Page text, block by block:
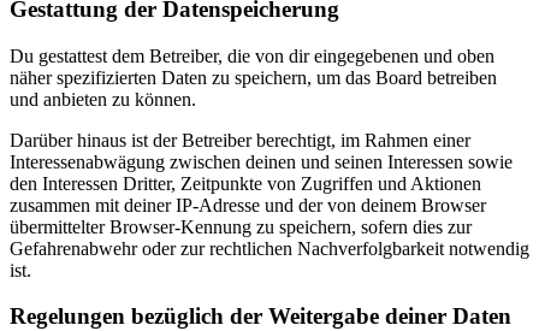
Gestattung der Datenspeicherung
Du gestattest dem Betreiber, die von dir eingegebenen und oben
näher spezifizierten Daten zu speichern, um das Board betreiben
und anbieten zu können.
Darüber hinaus ist der Betreiber berechtigt, im Rahmen einer
Interessenabwägung zwischen deinen und seinen Interessen sowie
den Interessen Dritter, Zeitpunkte von Zugriffen und Aktionen
zusammen mit deiner IP-Adresse und der von deinem Browser
übermittelter Browser-Kennung zu speichern, sofern dies zur
Gefahrenabwehr oder zur rechtlichen Nachverfolgbarkeit notwendig
ist.
Regelungen bezüglich der Weitergabe deiner Daten